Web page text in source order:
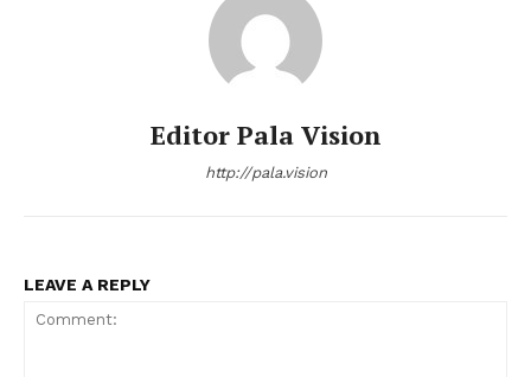
Editor Pala Vision
http://pala.vision
LEAVE A REPLY